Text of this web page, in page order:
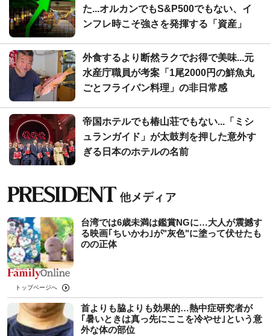
た...オルカンでもS&P500でもない、イ
ンフレ時こそ強さを発揮する「資産」
外食するより断然ラクでお得で美味...元
水産庁職員が考案「1尾2000円の鮮魚丸
ごとフライパン料理」の非日常感
帝国ホテルでも椿山荘でもない...「ミシ
ュランガイド」が太鼓判を押した意外す
ぎる日本のホテルの名前
台湾では6歳未満は鑑賞NGに…大人が震撼す
る映画｢ちいかわ｣が"灰色"に塗って伏せたも
のの正体
トップページへ
首よりも脇よりも効果的…熱中症研究者が
｢暑いときは真っ先にここを冷やせ｣という意
外な体の部位